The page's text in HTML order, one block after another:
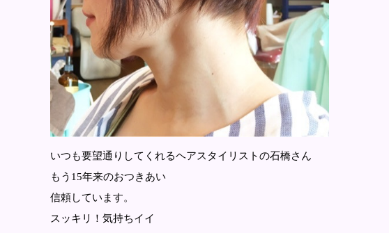
いつも要望通りしてくれるヘアスタイリストの石橋さん
もう15年来のおつきあい
信頼しています。
スッキリ！気持ちイイ